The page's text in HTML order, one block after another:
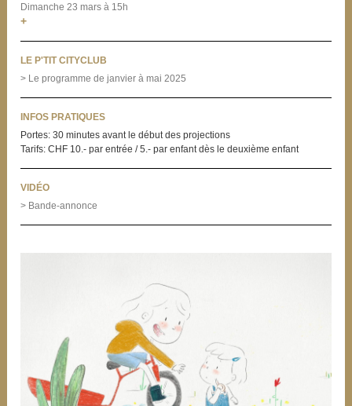
Dimanche 23 mars à 15h
+
LE P'TIT CITYCLUB
> Le programme de janvier à mai 2025
INFOS PRATIQUES
Portes: 30 minutes avant le début des projections
Tarifs: CHF 10.- par entrée / 5.- par enfant dès le deuxième enfant
VIDÉO
> Bande-annonce